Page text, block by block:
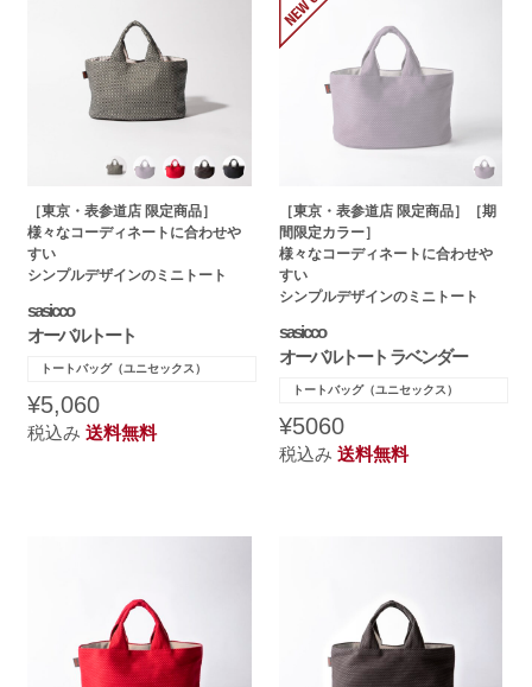
［東京・表参道店 限定商品］
様々なコーディネートに合わせや
すい
シンプルデザインのミニトート
sasicco
オーバルトート
トートバッグ（ユニセックス）
¥5,060
税込み送料無料
［東京・表参道店 限定商品］［期
間限定カラー］
様々なコーディネートに合わせや
すい
シンプルデザインのミニトート
sasicco
オーバルトート ラベンダー
トートバッグ（ユニセックス）
¥5060
税込み送料無料